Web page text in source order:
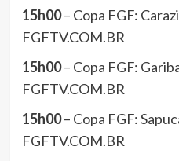
15h00– Copa FGF:
FGFTV.COM.BR
15h00– Copa FGF:
FGFTV.COM.BR
15h00– Copa FGF:
FGFTV.COM.BR